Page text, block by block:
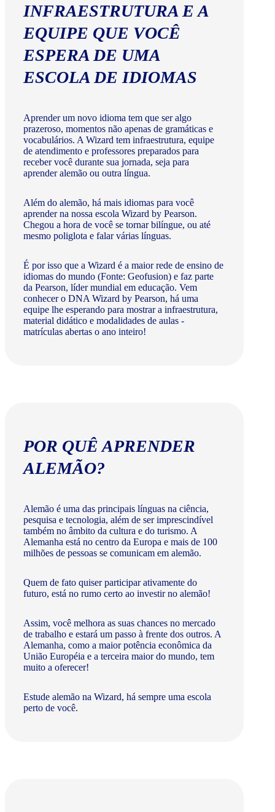
INFRAESTRUTURA E A
EQUIPE QUE VOCÊ
ESPERA DE UMA
ESCOLA DE IDIOMAS
Aprender um novo idioma tem que ser algo
prazeroso, momentos não apenas de gramáticas e
vocabulários. A Wizard tem infraestrutura, equipe
de atendimento e professores preparados para
receber você durante sua jornada, seja para
aprender alemão ou outra língua.
Além do alemão, há mais idiomas para você
aprender na nossa escola Wizard by Pearson.
Chegou a hora de você se tornar bilíngue, ou até
mesmo poliglota e falar várias línguas.
É por isso que a Wizard é a maior rede de ensino de
idiomas do mundo (Fonte: Geofusion) e faz parte
da Pearson, líder mundial em educação. Vem
conhecer o DNA Wizard by Pearson, há uma
equipe lhe esperando para mostrar a infraestrutura,
material didático e modalidades de aulas -
matrículas abertas o ano inteiro!
POR QUÊ APRENDER
ALEMÃO?
Alemão é uma das principais línguas na ciência,
pesquisa e tecnologia, além de ser imprescindível
também no âmbito da cultura e do turismo. A
Alemanha está no centro da Europa e mais de 100
milhões de pessoas se comunicam em alemão.
Quem de fato quiser participar ativamente do
futuro, está no rumo certo ao investir no alemão!
Assim, você melhora as suas chances no mercado
de trabalho e estará um passo à frente dos outros. A
Alemanha, como a maior potência econômica da
União Européia e a terceira maior do mundo, tem
muito a oferecer!​
Estude alemão na Wizard, há sempre uma escola
perto de você.